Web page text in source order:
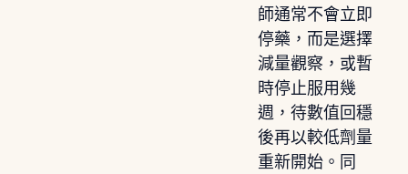
師通常不會立即
停藥，而是選擇
減量觀察，或暫
時停止服用幾
週，待數值回穩
後再以較低劑量
重新開始。同